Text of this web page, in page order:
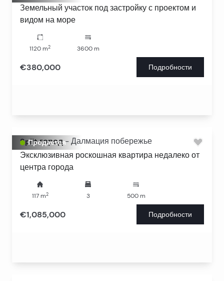
Земельный участок под застройку с проектом и
видом на море
1120 m2 3600m
€380,000 Подробности
Продается
Split город - Далмация побережье
Эксклюзивная роскошная квартира недалеко от
центра города
117m2 3 500m
€1,085,000 Подробности